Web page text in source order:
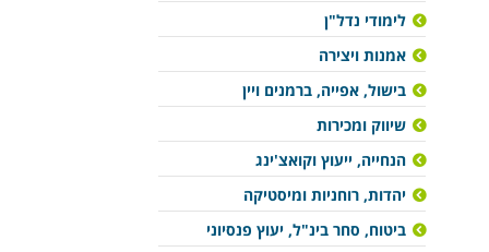
לימודי נדל"ן
אמנות ויצירה
בישול, אפייה, ברמנים ויין
שיווק ומכירות
הנחייה, ייעוץ וקואצ'ינג
יהדות, רוחניות ומיסטיקה
ביטוח, סחר בינ"ל, יעוץ פנסיוני